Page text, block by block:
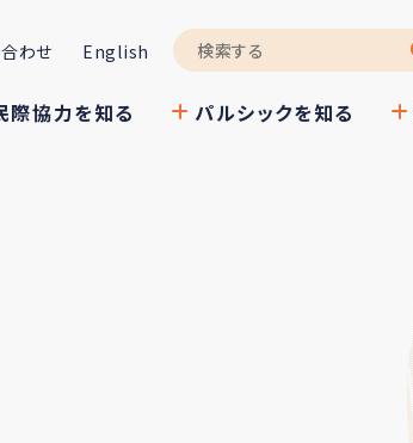
わせ English
際協力を知る パルシックを知る